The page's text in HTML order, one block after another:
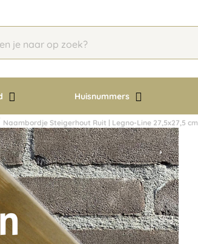
Huisnummers
Naambordje Steigerhout Ruit | Legno-Line 27,5x27,5 cm